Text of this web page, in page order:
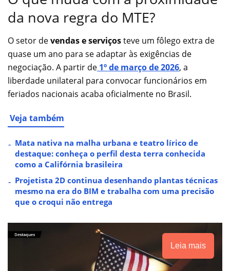
da nova regra do MTE?
O setor devendas e serviçosteve um fôlego extra de
quase um ano para se adaptar às exigências de
negociação. A partir de 1º de março de 2026, a
liberdade unilateral para convocar funcionários em
feriados nacionais acaba oficialmente no Brasil.
Veja também
Mata nativa na malha urbana e teatro lírico de
destaque: conheça o perfil desta terra conhecida
como a Califórnia brasileira
Projetista 2D continua desenhando plantas técnicas
mesmo na era do BIM e trabalha com uma precisão
que o croqui não entrega
Leia mais